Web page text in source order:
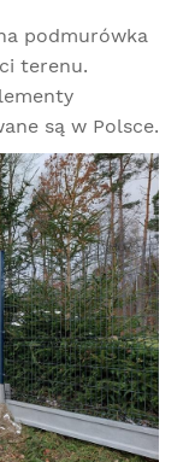
podmurówka
terenu.
są w Polsce.